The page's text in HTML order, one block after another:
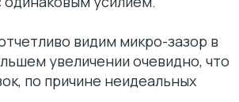
видим микро-зазор в
увеличении очевидно, что
по причине неидеальных